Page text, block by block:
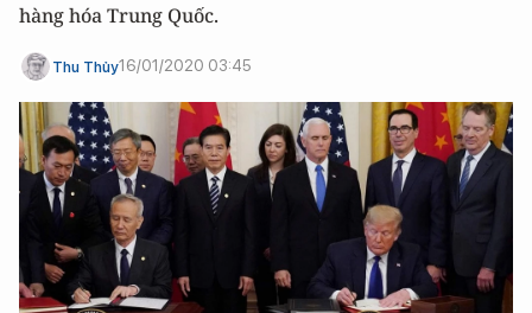
hàng hóa Trung Quốc.
Thu Thủy16/01/2020 03:45